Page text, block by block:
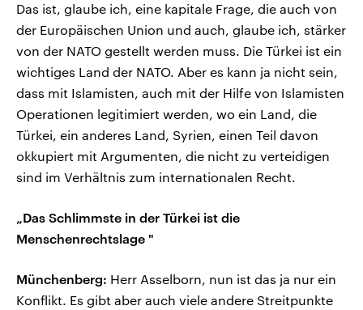
Das ist, glaube ich, eine kapitale Frage, die auch von
der Europäischen Union und auch, glaube ich, stärker
von der NATO gestellt werden muss. Die Türkei ist ein
wichtiges Land der NATO. Aber es kann ja nicht sein,
dass mit Islamisten, auch mit der Hilfe von Islamisten
Operationen legitimiert werden, wo ein Land, die
Türkei, ein anderes Land, Syrien, einen Teil davon
okkupiert mit Argumenten, die nicht zu verteidigen
sind im Verhältnis zum internationalen Recht.
„Das Schlimmste in der Türkei ist die
Menschenrechtslage "
Münchenberg: Herr Asselborn, nun ist das ja nur ein
Konflikt. Es gibt aber auch viele andere Streitpunkte